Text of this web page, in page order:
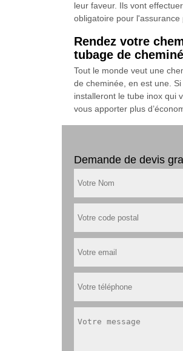
leur faveur. Ils vont
obligatoire pour l'assurance
Rendez votre
tubage de
Tout le monde veut une
de cheminée, en est une.
installeront le tube inox qui
vous apporter plus
Demande de devis